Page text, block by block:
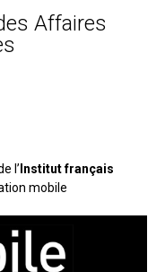
Affaires
l’ Institut français
mobile